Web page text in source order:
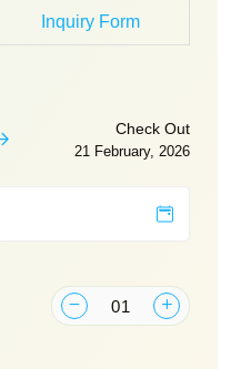
Inquiry Form
Check Out
21 February, 2026